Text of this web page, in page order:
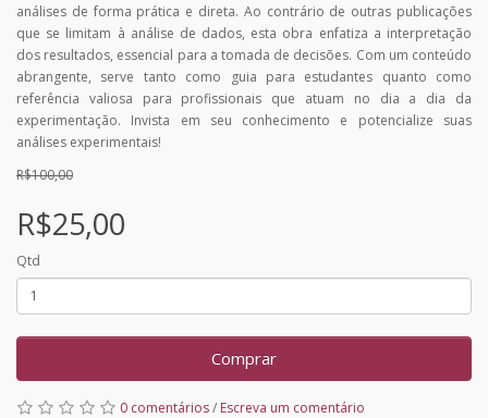
análises de forma prática e direta. Ao contrário de outras publicações
que se limitam à análise de dados, esta obra enfatiza a interpretação
dos resultados, essencial para a tomada de decisões. Com um conteúdo
abrangente, serve tanto como guia para estudantes quanto como
referência valiosa para profissionais que atuam no dia a dia da
experimentação. Invista em seu conhecimento e potencialize suas
análises experimentais!
R$100,00
R$25,00
Qtd
Comprar
0 comentários/ Escreva um comentário